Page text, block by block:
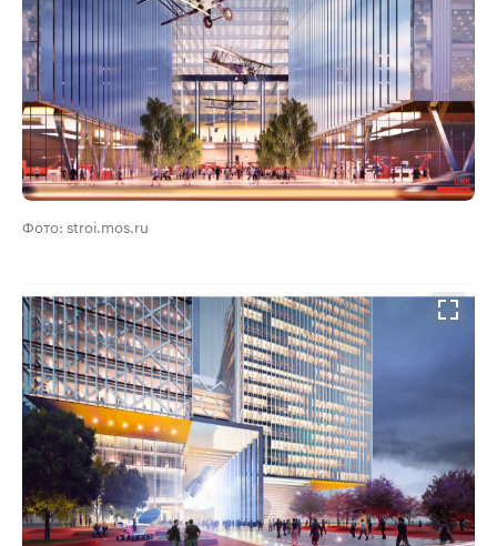
Фото: stroi.mos.ru